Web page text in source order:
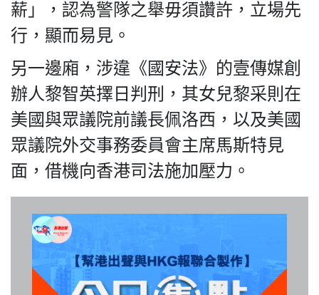
我們的立場
薪」，認為警隊之舉毋須讚許，立場先
行，顯而易見。
另一邊廂，涉違《國安法》的壹傳媒創
辦人黎智英擇日判刑，其女兒黎采則在
美國與眾議院前議長佩洛西，以及美國
眾議院外交事務委員會主席馬斯特見
面，借機向香港司法施加壓力。